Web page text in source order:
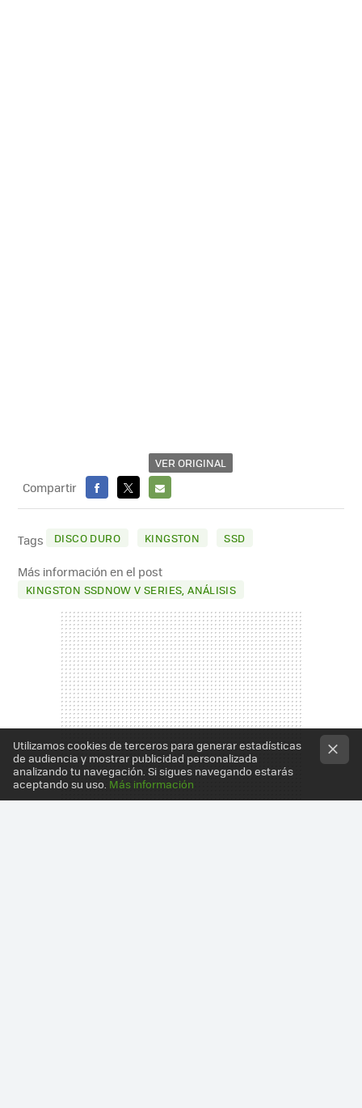
VER ORIGINAL
Compartir
FACEBOOK
X
E-
MAIL
Tags DISCO DURO KINGSTON SSD
Más información en el post
KINGSTON SSDNOW V SERIES, ANÁLISIS
Utilizamos cookies de terceros para generar estadísticas
de audiencia y mostrar publicidad personalizada
analizando tu navegación. Si sigues navegando estarás
aceptando su uso. Más información